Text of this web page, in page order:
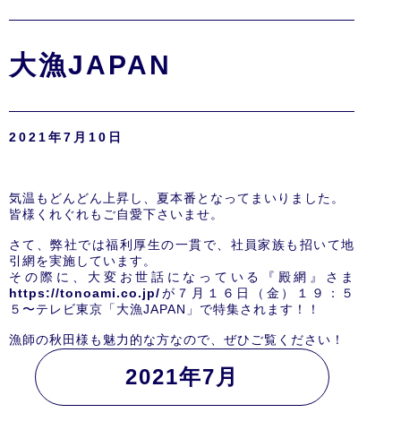
大漁JAPAN
2021年7月10日
気温もどんどん上昇し、夏本番となってまいりました。
皆様くれぐれもご自愛下さいませ。
さて、弊社では福利厚生の一貫で、社員家族も招いて地
引網を実施しています。
その際に、大変お世話になっている『殿網』さま
https://tonoami.co.jp/が７月１６日（金）１９：５
５〜テレビ東京「大漁JAPAN」で特集されます！！
漁師の秋田様も魅力的な方なので、ぜひご覧ください！
2021年7月